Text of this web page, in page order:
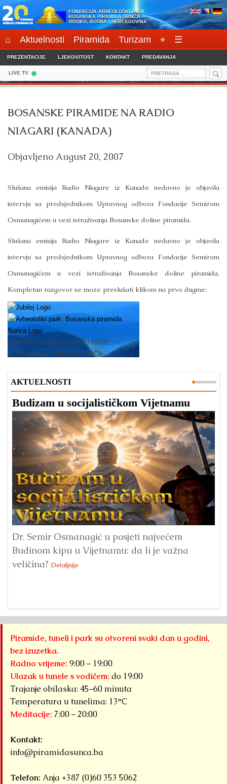
Skip
to
content
FONDACIJA ARHEOLOŠKI PARK:
BOSANSKA PIRAMIDA SUNCA
VISOKO, BOSNA I HERCEGOVINA
⌂ Aktuelnosti Piramida Turizam ⌖ ☰
PREZENTACIJE LJEKOVITOST KONTAKT PREDAVANJA
LIVE TV
Search
for:
BOSANSKE PIRAMIDE NA RADIO
NIAGARI (KANADA)
Objavljeno August 20, 2007
Slušana emisija Radio Niagare iz Kanade nedavno je objavila
intervju sa predsjednikom Upravnog odbora Fondacije Semirom
Osmanagićem u vezi istraživanja Bosanske doline piramida.
Slušana emisija Radio Niagare iz Kanade nedavno je objavila
intervju sa predsjednikom Upravnog odbora Fondacije Semirom
Osmanagićem u vezi istraživanja Bosanske doline piramida.
Kompletan razgovor se moze preslušati klikom na prvo dugme:
AKTUELNOSTI
Budizam u socijalističkom Vijetnamu
Dr. Semir Osmanagić u posjeti najvećem
Budinom kipu u Vijetnamu: da li je važna
veličina? Detaljnije
Piramide, tuneli i park su otvoreni svaki dan u godini,
bez izuzetka.
Radno vrijeme: 9:00 – 19:00
Ulazak u tunele s vodičem: do 19:00
Trajanje obilaska: 45–60 minuta
Temperatura u tunelima: 13°C
Meditacije: 7:00 – 20:00
Kontakt:
info@piramidasunca.ba
Telefon: Anja +387 (0)60 353 5062